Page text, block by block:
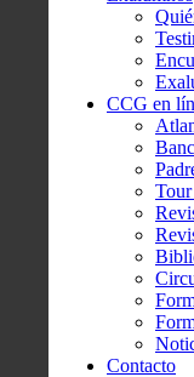
CCG en
Contacto